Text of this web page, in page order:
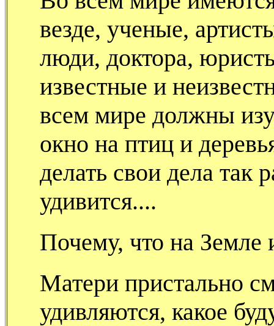
везде, ученые,
люди, доктора,
известные и
всем мире должны
окно на птиц и
делать свои дела так
удивится....
Почему, что на Земле
Матери пристально
удивляются, какое